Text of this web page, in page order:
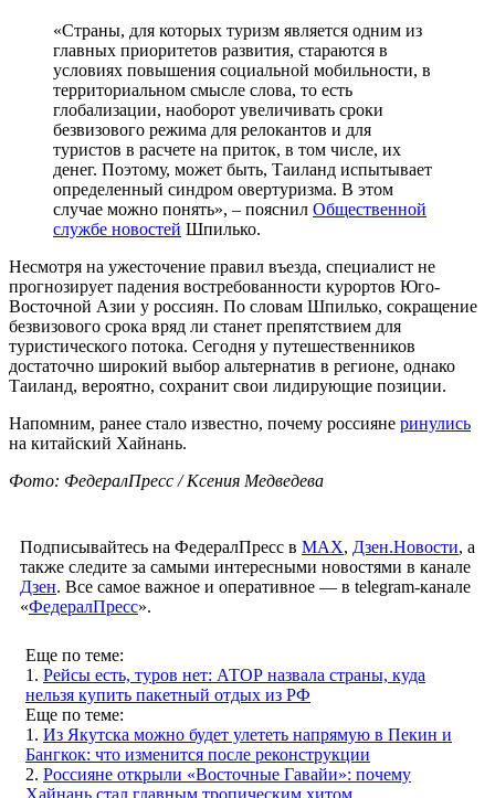
«Страны, для которых туризм является одним из
главных приоритетов развития, стараются в
условиях повышения социальной мобильности, в
территориальном смысле слова, то есть
глобализации, наоборот увеличивать сроки
безвизового режима для релокантов и для
туристов в расчете на приток, в том числе, их
денег. Поэтому, может быть, Таиланд испытывает
определенный синдром овертуризма. В этом
случае можно понять», – пояснил Общественной
службе новостей Шпилько.
Несмотря на ужесточение правил въезда, специалист не
прогнозирует падения востребованности курортов Юго-
Восточной Азии у россиян. По словам Шпилько, сокращение
безвизового срока вряд ли станет препятствием для
туристического потока. Сегодня у путешественников
достаточно широкий выбор альтернатив в регионе, однако
Таиланд, вероятно, сохранит свои лидирующие позиции.
Напомним, ранее стало известно, почему россияне ринулись
на китайский Хайнань.
Фото: ФедералПресс / Ксения Медведева
Подписывайтесь на ФедералПресс в МАХ, Дзен.Новости, а
также следите за самыми интересными новостями в канале
Дзен. Все самое важное и оперативное — в telegram-канале
«ФедералПресс».
Еще по теме:
1. Рейсы есть, туров нет: АТОР назвала страны, куда
нельзя купить пакетный отдых из РФ
Еще по теме:
1. Из Якутска можно будет улететь напрямую в Пекин и
Бангкок: что изменится после реконструкции
2. Россияне открыли «Восточные Гавайи»: почему
Хайнань стал главным тропическим хитом